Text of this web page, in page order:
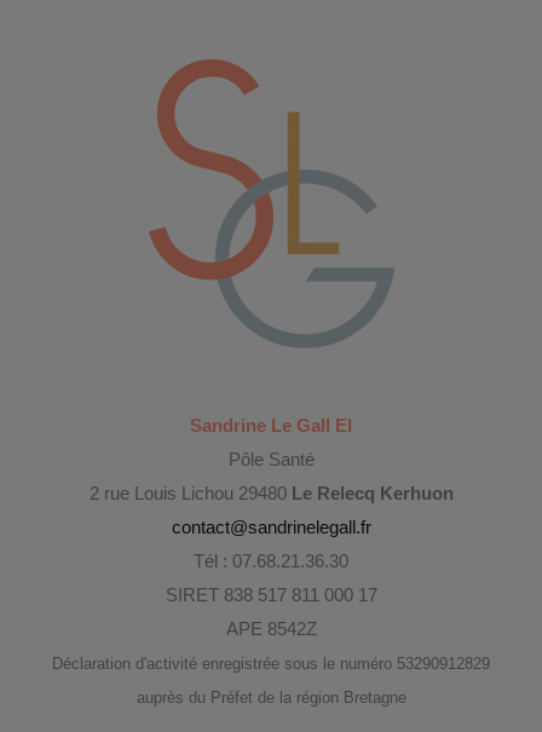
Sandrine Le Gall EI
Pôle Santé
2 rue Louis Lichou 29480 Le Relecq Kerhuon
contact@sandrinelegall.fr
Tél : 07.68.21.36.30
SIRET 838 517 811 000 17
APE 8542Z
Déclaration d'activité enregistrée sous le numéro 53290912829
auprès du Préfet de la région Bretagne